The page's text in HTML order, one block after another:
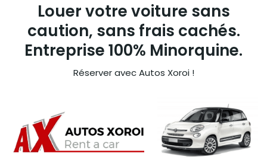
Louer votre voiture sans
caution, sans frais cachés.
Entreprise 100% Minorquine.
Réserver avec Autos Xoroi !